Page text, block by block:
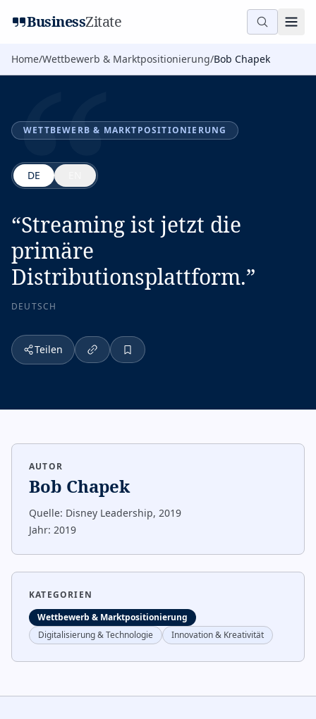
BusinessZitate
Home/Wettbewerb & Marktpositionierung/Bob Chapek
“
WETTBEWERB & MARKTPOSITIONIERUNG
DE
“Streaming ist jetzt die
primäre
Distributionsplattform.”
DEUTSCH
Teilen
AUTOR
Bob Chapek
Quelle: Disney Leadership, 2019
Jahr: 2019
KATEGORIEN
Wettbewerb & Marktpositionierung
Digitalisierung & Technologie
Innovation & Kreativität